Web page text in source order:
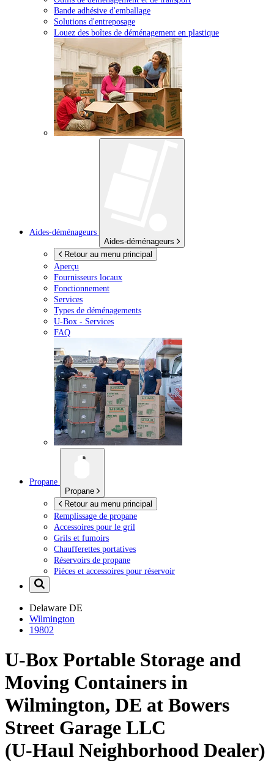
Bande adhésive d'emballage
Solutions d'entreposage
Louez des boîtes de déménagement en plastique
Aides-déménageurs
Aides-déménageurs
Retour au menu principal
Aperçu
Fournisseurs locaux
Fonctionnement
Services
Types de déménagements
U-Box - Services
FAQ
Propane
Propane
Retour au menu principal
Remplissage de propane
Accessoires pour le gril
Grils et fumoirs
Chaufferettes portatives
Réservoirs de propane
Pièces et accessoires pour réservoir
Delaware DE
Wilmington
19802
U-Box Portable Storage and
Moving Containers in
Wilmington, DE at Bowers
Street Garage LLC
(U-Haul Neighborhood Dealer)